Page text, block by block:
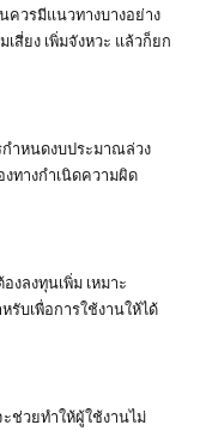
ควรมีแนวทางบางอย่าง
สี่ยง เพิ่มจังหวะ แล้วก็ยก
ำหนดงบประมาณล่วง
ทางกำเนิดความผิด
ลงทุนเพิ่ม เหมาะ
บเพื่อการใช้งานให้ได้
ช่วยทำให้ผู้ใช้งานไม่